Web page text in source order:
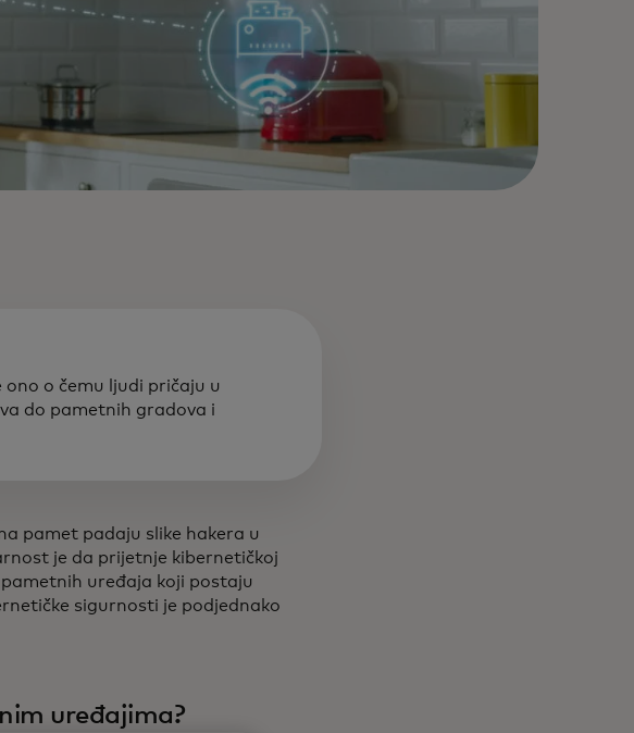
o čemu ljudi pričaju u
do pametnih gradova i
pamet padaju slike hakera u
je da prijetnje kibernetičkoj
uređaja koji postaju
sigurnosti je podjednako
uređajima?